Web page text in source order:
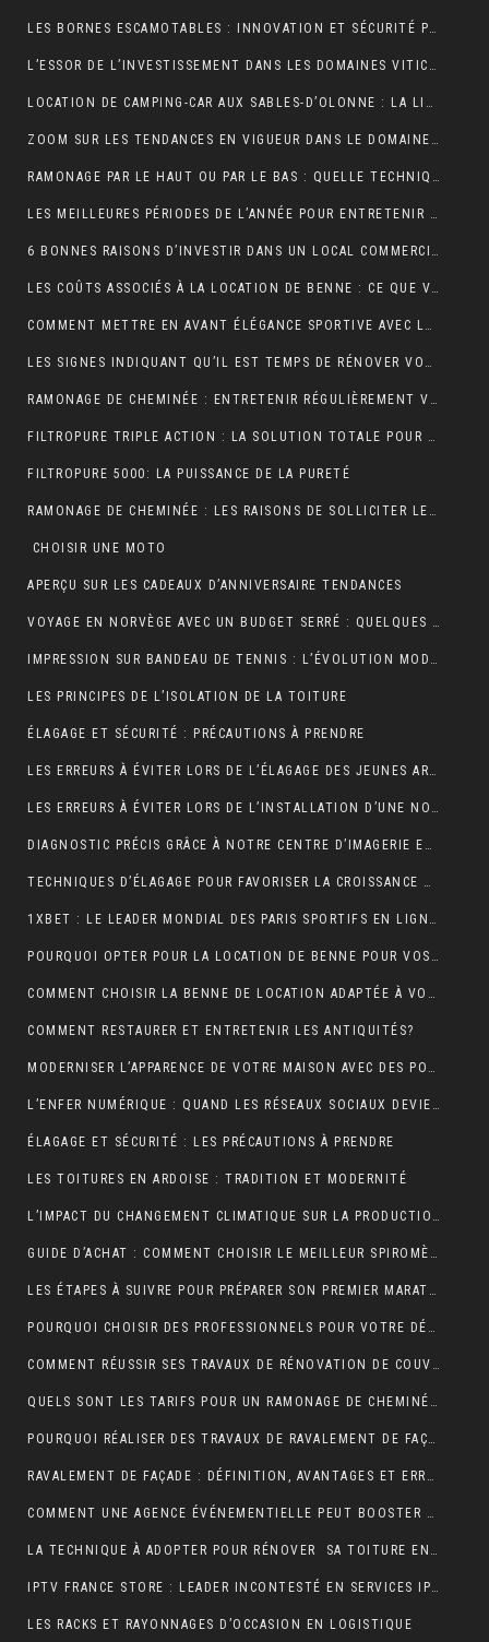
LES BORNES ESCAMOTABLES : INNOVATION ET SÉCURITÉ POUR L’ESPACE URBAIN
L’ESSOR DE L’INVESTISSEMENT DANS LES DOMAINES VITICOLES DE PROVENCE : UNE ANALYSE ÉCONOMIQUE ET CULTURELLE
LOCATION DE CAMPING-CAR AUX SABLES-D’OLONNE : LA LIBERTÉ DE DÉCOUVRIR LA CÔTE ATLANTIQUE
ZOOM SUR LES TENDANCES EN VIGUEUR DANS LE DOMAINE DU WEBMARKETING
RAMONAGE PAR LE HAUT OU PAR LE BAS : QUELLE TECHNIQUE EST LA PLUS EFFICACE ?
LES MEILLEURES PÉRIODES DE L’ANNÉE POUR ENTRETENIR VOS GOUTTIÈRES
6 BONNES RAISONS D’INVESTIR DANS UN LOCAL COMMERCIAL
LES COÛTS ASSOCIÉS À LA LOCATION DE BENNE : CE QUE VOUS DEVEZ SAVOIR
COMMENT METTRE EN AVANT ÉLÉGANCE SPORTIVE AVEC LE POLO RUGBY ALL BLACK ?
LES SIGNES INDIQUANT QU’IL EST TEMPS DE RÉNOVER VOTRE TOITURE
RAMONAGE DE CHEMINÉE : ENTRETENIR RÉGULIÈREMENT VOS CONDUITS DE FUMÉE
FILTROPURE TRIPLE ACTION : LA SOLUTION TOTALE POUR L’EAU
FILTROPURE 5000: LA PUISSANCE DE LA PURETÉ
RAMONAGE DE CHEMINÉE : LES RAISONS DE SOLLICITER LES SERVICES D’UN PROFESSIONNEL
CHOISIR UNE MOTO
APERÇU SUR LES CADEAUX D’ANNIVERSAIRE TENDANCES
VOYAGE EN NORVÈGE AVEC UN BUDGET SERRÉ : QUELQUES PETITS CONSEILS
IMPRESSION SUR BANDEAU DE TENNIS : L’ÉVOLUTION MODERNE
LES PRINCIPES DE L’ISOLATION DE LA TOITURE
ÉLAGAGE ET SÉCURITÉ : PRÉCAUTIONS À PRENDRE
LES ERREURS À ÉVITER LORS DE L’ÉLAGAGE DES JEUNES ARBRES
LES ERREURS À ÉVITER LORS DE L’INSTALLATION D’UNE NOUVELLE TOITURE
DIAGNOSTIC PRÉCIS GRÂCE À NOTRE CENTRE D’IMAGERIE ET SCANNER MODERNE
TECHNIQUES D’ÉLAGAGE POUR FAVORISER LA CROISSANCE DES ARBRES
1XBET : LE LEADER MONDIAL DES PARIS SPORTIFS EN LIGNE GRÂCE À UNE PLATEFORME CONVIVIALE ET UNE DIVERSITÉ DE MARCHÉS
POURQUOI OPTER POUR LA LOCATION DE BENNE POUR VOS PROJETS DE CONSTRUCTION?
COMMENT CHOISIR LA BENNE DE LOCATION ADAPTÉE À VOS BESOINS?
COMMENT RESTAURER ET ENTRETENIR LES ANTIQUITÉS?
MODERNISER L’APPARENCE DE VOTRE MAISON AVEC DES PORTES DE GARAGE SECTIONNELLES (ADOPTEZ LES PORTES AMC)
L’ENFER NUMÉRIQUE : QUAND LES RÉSEAUX SOCIAUX DEVIENNENT UN CAUCHEMAR
ÉLAGAGE ET SÉCURITÉ : LES PRÉCAUTIONS À PRENDRE
LES TOITURES EN ARDOISE : TRADITION ET MODERNITÉ
L’IMPACT DU CHANGEMENT CLIMATIQUE SUR LA PRODUCTION DE VANILLE À MADAGASCAR
GUIDE D’ACHAT : COMMENT CHOISIR LE MEILLEUR SPIROMÈTRE POUR VOS BESOINS
LES ÉTAPES À SUIVRE POUR PRÉPARER SON PREMIER MARATHON
POURQUOI CHOISIR DES PROFESSIONNELS POUR VOTRE DÉMÉNAGEMENT CLICHY ?
COMMENT RÉUSSIR SES TRAVAUX DE RÉNOVATION DE COUVERTURE ?
QUELS SONT LES TARIFS POUR UN RAMONAGE DE CHEMINÉE ?
POURQUOI RÉALISER DES TRAVAUX DE RAVALEMENT DE FAÇADE ?
RAVALEMENT DE FAÇADE : DÉFINITION, AVANTAGES ET ERREURS À ÉVITER
COMMENT UNE AGENCE ÉVÉNEMENTIELLE PEUT BOOSTER L’ATTRACTIVITÉ D’UNE DESTINATION TOURISTIQUE ?
LA TECHNIQUE À ADOPTER POUR RÉNOVER SA TOITURE EN TUILES
IPTV FRANCE STORE : LEADER INCONTESTÉ EN SERVICES IPTV DE QUALITÉ SUPÉRIEURE
LES RACKS ET RAYONNAGES D’OCCASION EN LOGISTIQUE